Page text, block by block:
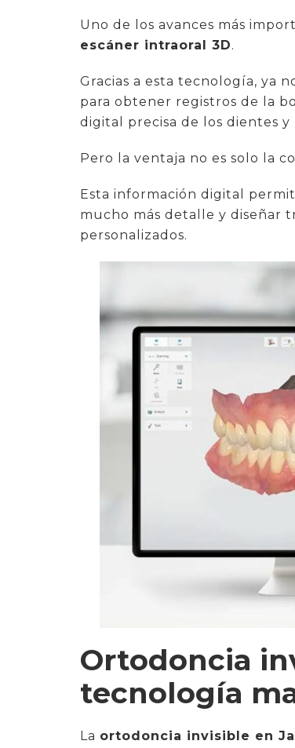
Uno de los avances más
escáner intraoral 3D.
Gracias a esta tecnología, ya
para obtener registros de la
digital precisa de los dientes
Pero la ventaja no es solo la
Esta información digital
mucho más detalle y diseñar
personalizados.
Ortodoncia
tecnología
La ortodoncia invisible en